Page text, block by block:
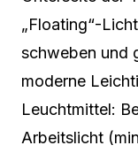
„Floating“-
schweben und
moderne
Leuchtmittel:
Arbeitslicht